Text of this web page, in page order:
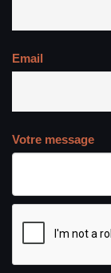
Email
Votre message